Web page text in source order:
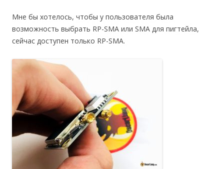
Мне бы хотелось, чтобы у пользователя была
возможность выбрать RP-SMA или SMA для пигтейла,
сейчас доступен только RP-SMA.